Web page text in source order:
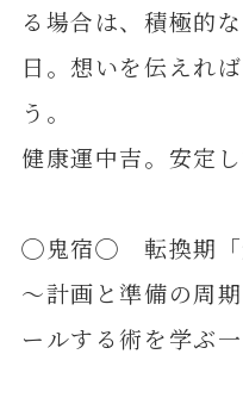
る場合は、積極的
日。想いを伝えれ
う。
健康運中吉。安定
◯鬼宿◯ 転換期「
～計画と準備の周
ールする術を学ぶ